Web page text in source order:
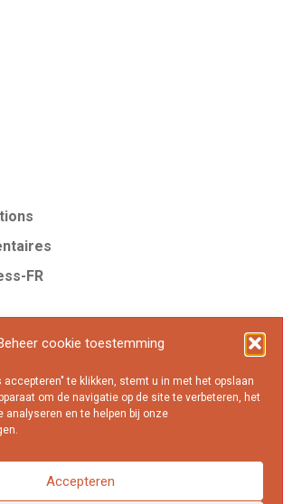
cookie toestemming
accepteren" te klikken, stemt u in met het opslaan
om de navigatie op de site te verbeteren, het
analyseren en te helpen bij onze
Accepteren
FR
Internet Marketing Mobile